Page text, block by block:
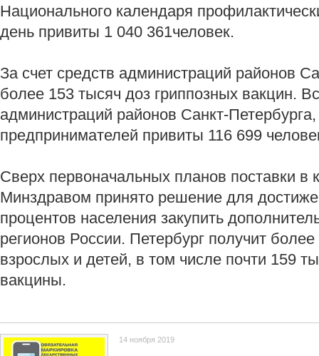
Национального календаря
день привиты 1 040 361человек.
За счет средств администраций районов
более 153 тысяч доз гриппозных вакцин.
администраций районов Санкт-
предпринимателей привиты 116 699
Сверх первоначальных планов поставки в
Минздравом принято решение для
процентов населения закупить
регионов России. Петербург получит
взрослых и детей, в том числе почти 159
вакцины.
14 ноября 2019